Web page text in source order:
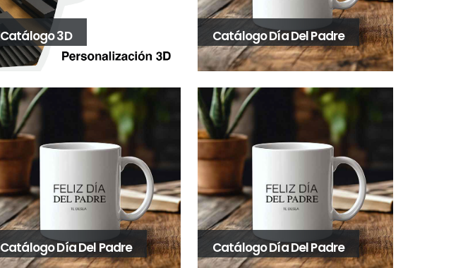
Catálogo 3D Catálogo Día Del Padre
Catálogo Día Del Padre Catálogo Día Del Padre